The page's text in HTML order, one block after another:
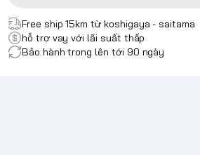
Free ship 15km từ koshigaya - saitama
hỗ trợ vay với lãi suất thấp
Bảo hành trong lên tới 90 ngày